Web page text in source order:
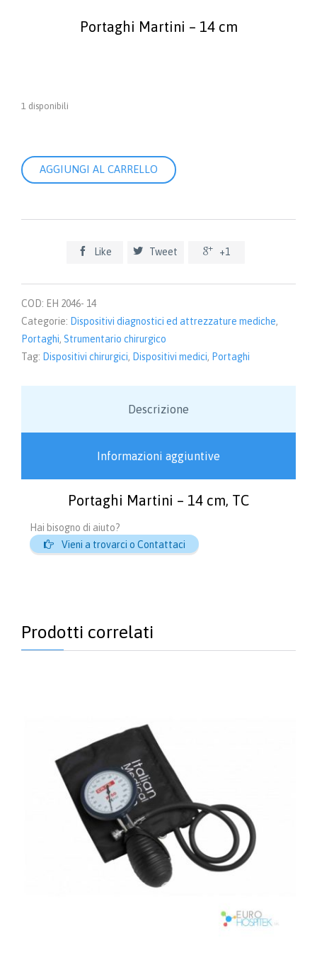
Portaghi Martini – 14 cm
1 disponibili
Portaghi
Martini
cm,
AGGIUNGI AL CARRELLO
 Like  Tweet  +1
COD: EH 2046- 14
Categorie: Dispositivi diagnostici ed attrezzature mediche,
Portaghi, Strumentario chirurgico
Tag: Dispositivi chirurgici, Dispositivi medici, Portaghi
Descrizione
Informazioni aggiuntive
Portaghi Martini – 14 cm, TC
Hai bisogno di aiuto?
 Vieni a trovarci o Contattaci
Prodotti correlati